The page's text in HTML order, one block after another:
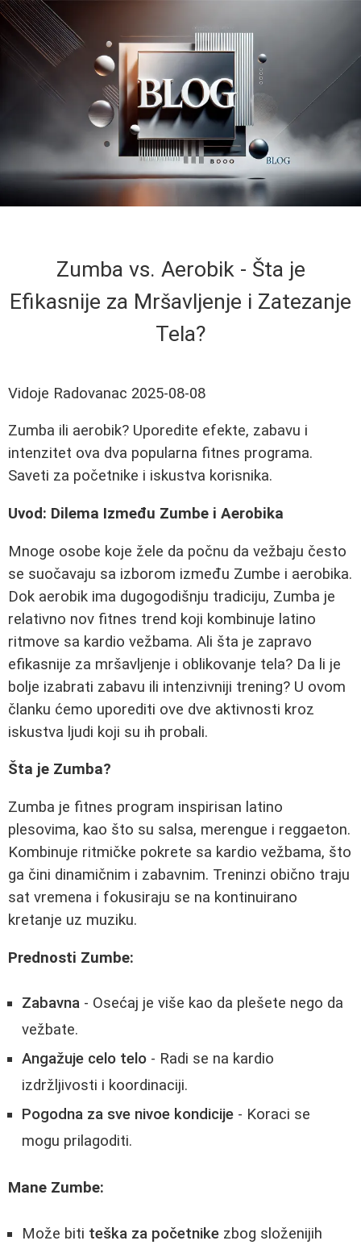
Zumba vs. Aerobik - Šta je
Efikasnije za Mršavljenje i Zatezanje
Tela?
Vidoje Radovanac 2025-08-08
Zumba ili aerobik? Uporedite efekte, zabavu i
intenzitet ova dva popularna fitnes programa.
Saveti za početnike i iskustva korisnika.
Uvod: Dilema Između Zumbe i Aerobika
Mnoge osobe koje žele da počnu da vežbaju često
se suočavaju sa izborom između Zumbe i aerobika.
Dok aerobik ima dugogodišnju tradiciju, Zumba je
relativno nov fitnes trend koji kombinuje latino
ritmove sa kardio vežbama. Ali šta je zapravo
efikasnije za mršavljenje i oblikovanje tela? Da li je
bolje izabrati zabavu ili intenzivniji trening? U ovom
članku ćemo uporediti ove dve aktivnosti kroz
iskustva ljudi koji su ih probali.
Šta je Zumba?
Zumba je fitnes program inspirisan latino
plesovima, kao što su salsa, merengue i reggaeton.
Kombinuje ritmičke pokrete sa kardio vežbama, što
ga čini dinamičnim i zabavnim. Treninzi obično traju
sat vremena i fokusiraju se na kontinuirano
kretanje uz muziku.
Prednosti Zumbe:
Zabavna - Osećaj je više kao da plešete nego da
vežbate.
Angažuje celo telo - Radi se na kardio
izdržljivosti i koordinaciji.
Pogodna za sve nivoe kondicije - Koraci se
mogu prilagoditi.
Mane Zumbe:
Može biti teška za početnike zbog složenijih